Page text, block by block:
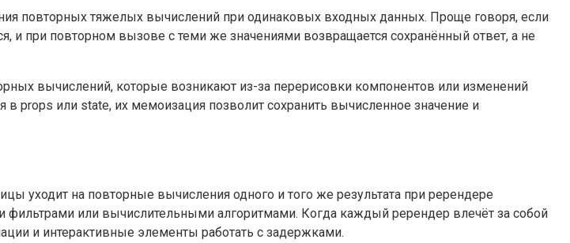
повторных тяжелых вычислений при одинаковых входных данных. Проще говоря, если
и при повторном вызове с теми же значениями возвращается сохранённый ответ, а не
вычислений, которые возникают из-за перерисовки компонентов или изменений
props или state, их мемоизация позволит сохранить вычисленное значение и
уходит на повторные вычисления одного и того же результата при ререндере
или вычислительными алгоритмами. Когда каждый ререндер влечёт за собой
и интерактивные элементы работать с задержками.